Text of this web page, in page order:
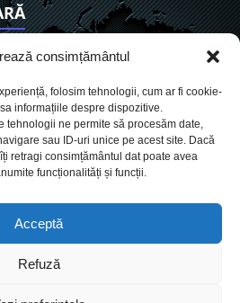
consimțământul
folosim tehnologii, cum ar fi cookie-
informațiile despre dispozitive.
tehnologii ne permite să procesăm date,
sau ID-uri unice pe acest site. Dacă
retragi consimțământul dat poate avea
funcționalități și funcții.
Acceptă
Refuză
6927
565
Termeni si conditii